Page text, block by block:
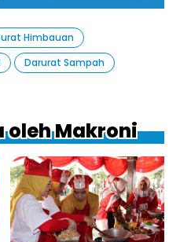
Himbauan
Darurat Sampah
oleh Makroni